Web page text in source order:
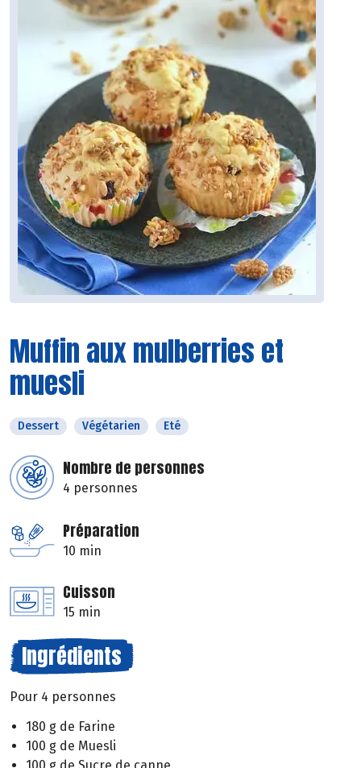
Muffin aux mulberries et
muesli
Dessert Végétarien Eté
Nombre de personnes
4 personnes
Préparation
10 min
Cuisson
15 min
Ingrédients
Pour 4 personnes
180 g de Farine
100 g de Muesli